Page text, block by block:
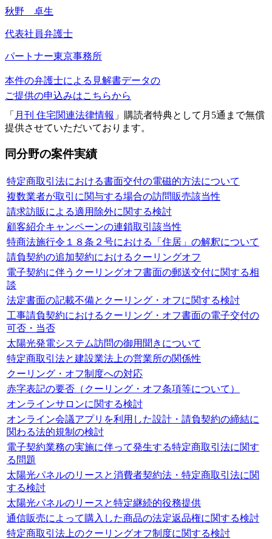
秋野 卓生
代表社員弁護士
パートナー東京事務所
本件の弁護士による見解書データの
ご提供の申込みはこちらから
「 月刊 住宅関連法律情報 」購読者特典として月5通まで無償
提供させていただいております。
同分野の案件実績
特定商取引法における書面交付の電磁的方法について
複数業者が取引に関与する場合の訪問販売該当性
請求訪販による適用除外に関する検討
顧客紹介キャンペーンの連鎖取引該当性
特商法施行令１８条２号における「住居」の解釈について
請負契約の追加契約におけるクーリングオフ
電子契約に伴うクーリングオフ書面の郵送交付に関する相
談
法定書面の記載不備とクーリング・オフに関する検討
工事請負契約におけるクーリング・オフ書面の電子交付の
可否・当否
太陽光発電システム訪問の御用聞きについて
特定商取引法と建設業法上の営業所の関係性
クーリング・オフ制度への対応
赤字表記の要否（クーリング・オフ条項等について）
オンラインサロンに関する検討
オンライン会議アプリを利用した設計・請負契約の締結に
関わる法的規制の検討
電子契約業務の実施に伴って発生する特定商取引法に関す
る問題
太陽光パネルのリースと消費者契約法・特定商取引法に関
する検討
太陽光パネルのリースと特定継続的役務提供
通信販売によって購入した商品の法定返品権に関する検討
特定商取引法上のクーリングオフ制度に関する検討